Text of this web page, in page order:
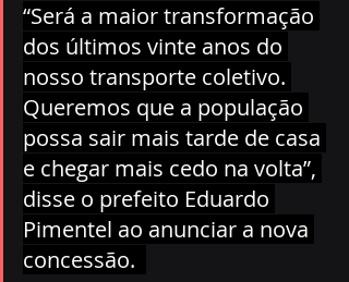
“Será a maior transformação
dos últimos vinte anos do
nosso transporte coletivo.
Queremos que a população
possa sair mais tarde de casa
e chegar mais cedo na volta”,
disse o prefeito Eduardo
Pimentel ao anunciar a nova
concessão.